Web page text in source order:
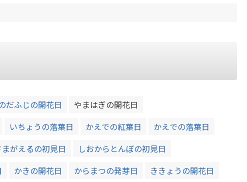
だふじの開花日
やまはぎの開花日
いちょうの落葉日 かえでの紅葉日
かえでの落葉日
まがえるの初見日
しおからとんぼの初見日
かきの開花日 からまつの発芽日
ききょうの開花日